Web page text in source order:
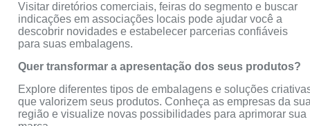
Visitar diretórios comerciais, feiras do segmento e buscar
indicações em associações locais pode ajudar você a
descobrir novidades e estabelecer parcerias confiáveis
para suas embalagens.
Quer transformar a apresentação dos seus produtos?
Explore diferentes tipos de embalagens e soluções
que valorizem seus produtos. Conheça as empresas da
região e visualize novas possibilidades para aprimorar sua